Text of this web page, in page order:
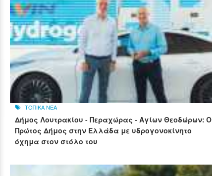
ΤΟΠΙΚΑ ΝΕΑ
Δήμος Λουτρακίου - Περαχώρας - Αγίων Θεοδώρων: Ο
Πρώτος Δήμος στην Ελλάδα με υδρογονοκίνητο
όχημα στον στόλο του